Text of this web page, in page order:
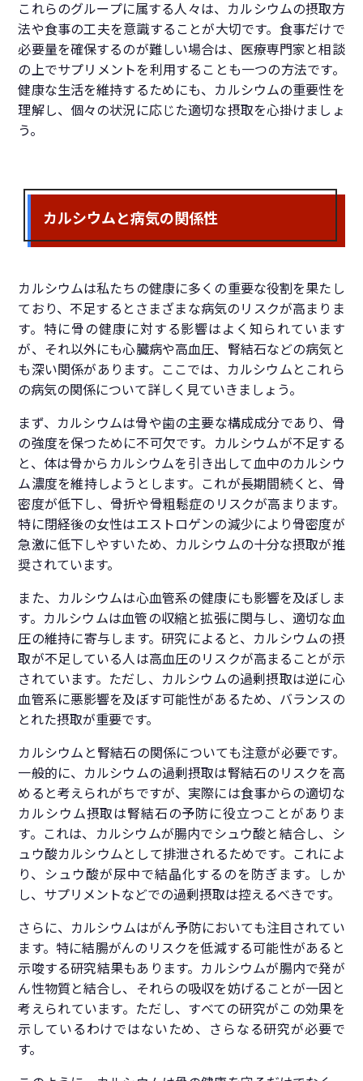
これらのグループに属する人々は、カルシウムの摂取方
法や食事の工夫を意識することが大切です。食事だけで
必要量を確保するのが難しい場合は、医療専門家と相談
の上でサプリメントを利用することも一つの方法です。
健康な生活を維持するためにも、カルシウムの重要性を
理解し、個々の状況に応じた適切な摂取を心掛けましょ
う。
カルシウムと病気の関係性
カルシウムは私たちの健康に多くの重要な役割を果たし
ており、不足するとさまざまな病気のリスクが高まりま
す。特に骨の健康に対する影響はよく知られています
が、それ以外にも心臓病や高血圧、腎結石などの病気と
も深い関係があります。ここでは、カルシウムとこれら
の病気の関係について詳しく見ていきましょう。
まず、カルシウムは骨や歯の主要な構成成分であり、骨
の強度を保つために不可欠です。カルシウムが不足する
と、体は骨からカルシウムを引き出して血中のカルシウ
ム濃度を維持しようとします。これが長期間続くと、骨
密度が低下し、骨折や骨粗鬆症のリスクが高まります。
特に閉経後の女性はエストロゲンの減少により骨密度が
急激に低下しやすいため、カルシウムの十分な摂取が推
奨されています。
また、カルシウムは心血管系の健康にも影響を及ぼしま
す。カルシウムは血管の収縮と拡張に関与し、適切な血
圧の維持に寄与します。研究によると、カルシウムの摂
取が不足している人は高血圧のリスクが高まることが示
されています。ただし、カルシウムの過剰摂取は逆に心
血管系に悪影響を及ぼす可能性があるため、バランスの
とれた摂取が重要です。
カルシウムと腎結石の関係についても注意が必要です。
一般的に、カルシウムの過剰摂取は腎結石のリスクを高
めると考えられがちですが、実際には食事からの適切な
カルシウム摂取は腎結石の予防に役立つことがありま
す。これは、カルシウムが腸内でシュウ酸と結合し、シ
ュウ酸カルシウムとして排泄されるためです。これによ
り、シュウ酸が尿中で結晶化するのを防ぎます。しか
し、サプリメントなどでの過剰摂取は控えるべきです。
さらに、カルシウムはがん予防においても注目されてい
ます。特に結腸がんのリスクを低減する可能性があると
示唆する研究結果もあります。カルシウムが腸内で発が
ん性物質と結合し、それらの吸収を妨げることが一因と
考えられています。ただし、すべての研究がこの効果を
示しているわけではないため、さらなる研究が必要で
す。